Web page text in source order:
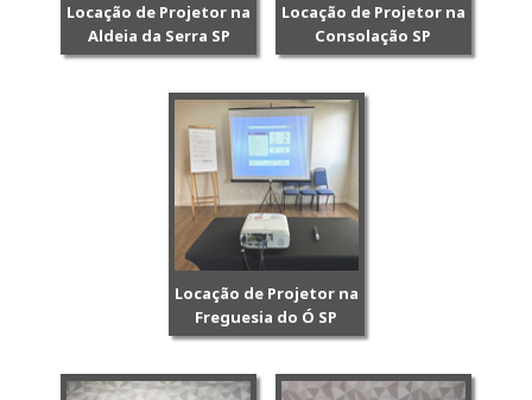
Locação de Projetor na
Aldeia da Serra SP
Locação de Projetor na
Consolação SP
Locação de Projetor na
Freguesia do Ó SP